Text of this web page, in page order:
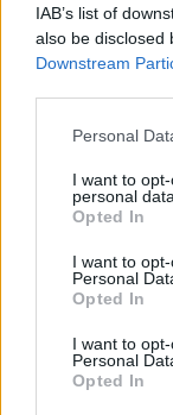
IAB’s list of
also be disclosed
Downstream
Please note that
not limited to
grant or deny
use your data for
consent section.
Personal
I want to
personal data.
Opted In
I want to
Personal
Opted In
I want to
Personal
Opted In
Condividi
F
a
ce
b
o
o
T
w
it
te
r
NOTIZIE RECENTI
Le